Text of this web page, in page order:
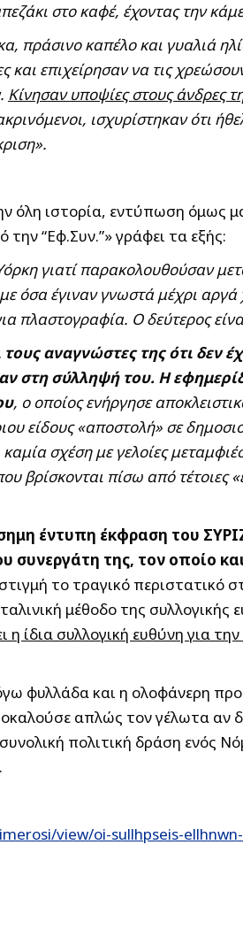
στο καφέ, έχοντας την
πράσινο καπέλο και γυαλιά
και επιχείρησαν να τις
Κίνησαν υποψίες στους άνδρες
ισχυρίστηκαν ότι
όλη ιστορία, εντύπωση
“Εφ.Συν.”» γράφει τα εξής:
γιατί παρακολουθούσαν
έγιναν γνωστά μέχρι αργά
πλαστογραφία. Ο δεύτερος
αναγνώστες της ότι δεν
στη σύλληψή του. Η
, ο οποίος ενήργησε
είδους «αποστολή» σε
σχέση με γελοίες
βρίσκονται πίσω από
έντυπη έκφραση του
της, τον οποίο
το τραγικό περιστατικό
μέθοδο της
η ίδια συλλογική ευθύνη για
φυλλάδα και η ολοφάνερη
απλώς τον γέλωτα αν
πολιτική δράση ενός
view/oi-sullhpseis-